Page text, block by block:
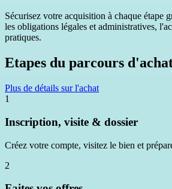
Sécurisez votre acquisition à chaque étape
les obligations légales et administratives,
pratiques.
Etapes du parcours
Plus de détails sur l'achat
1
Inscription, visite & dossier
Créez votre compte, visitez le bien et
2